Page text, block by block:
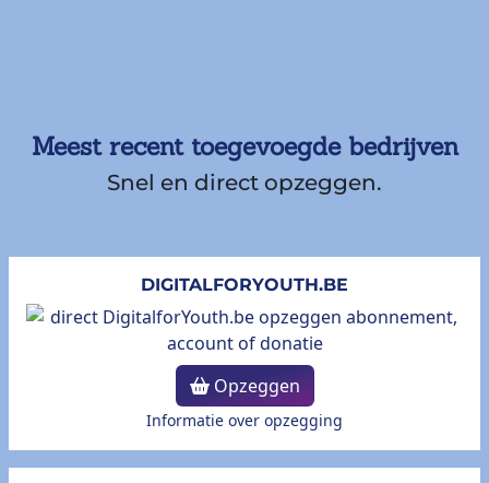
Meest recent toegevoegde bedrijven
Snel en direct opzeggen.
DIGITALFORYOUTH.BE
Opzeggen
Informatie over opzegging